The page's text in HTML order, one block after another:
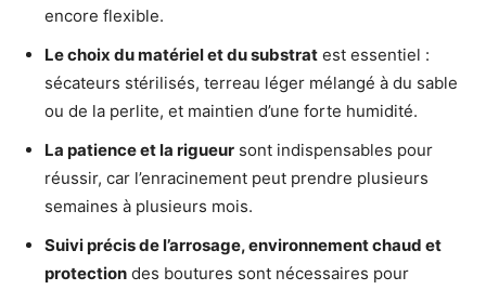
encore flexible.
Le choix du matériel et du substrat est essentiel :
sécateurs stérilisés, terreau léger mélangé à du sable
ou de la perlite, et maintien d’une forte humidité.
La patience et la rigueur sont indispensables pour
réussir, car l’enracinement peut prendre plusieurs
semaines à plusieurs mois.
Suivi précis de l’arrosage, environnement chaud et
protection des boutures sont nécessaires pour